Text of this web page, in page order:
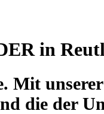
in
Mit
die der